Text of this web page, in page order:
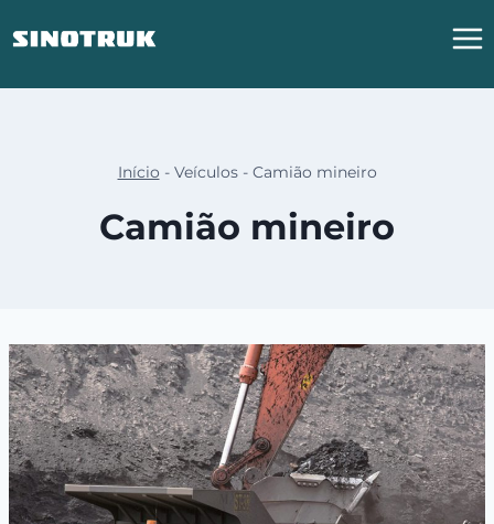
para
Início - Veículos- Camião mineiro
Camião mineiro